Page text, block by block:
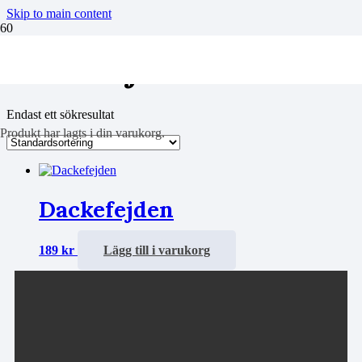
Skip to main content
Produkthar lagts i din varukorg.
Endast ett sökresultat
Dackefejden
189 kr Lägg till i varukorg